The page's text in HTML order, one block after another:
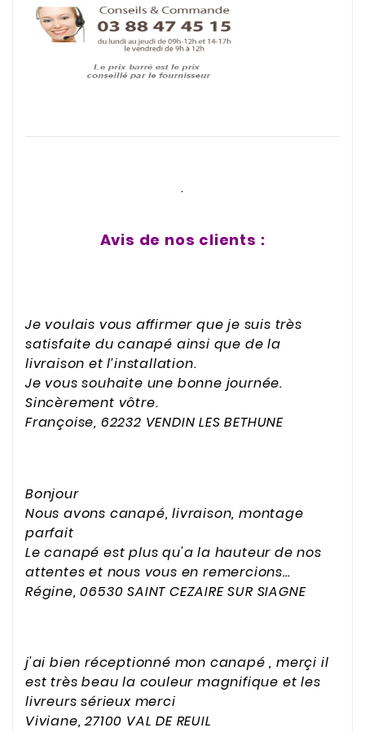
.
Avis de nos clients :
Je voulais vous affirmer que je suis très
satisfaite du canapé ainsi que de la
livraison et l’installation.
Je vous souhaite une bonne journée.
Sincèrement vôtre.
Françoise, 62232 VENDIN LES BETHUNE
Bonjour
Nous avons canapé, livraison, montage
parfait
Le canapé est plus qu'a la hauteur de nos
attentes et nous vous en remercions…
Régine, 06530 SAINT CEZAIRE SUR SIAGNE
j'ai bien réceptionné mon canapé , merçi il
est très beau la couleur magnifique et les
livreurs sérieux merci
Viviane, 27100 VAL DE REUIL